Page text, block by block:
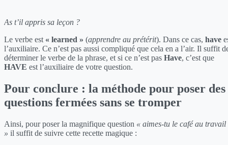
As t’il appris sa leçon ?
Le verbe est « learned » (apprendre au prétérit). Dans ce cas, have
l’auxiliaire. Ce n’est pas aussi compliqué que cela en a l’air. Il suffit
déterminer le verbe de la phrase, et si ce n’est pas Have, c’est que
HAVE est l’auxiliaire de votre question.
Pour conclure : la méthode pour poser des
questions fermées sans se tromper
Ainsi, pour poser la magnifique question « aimes-tu le café au travail
» il suffit de suivre cette recette magique :